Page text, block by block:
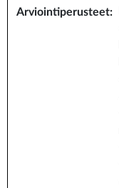
Arviointiperusteet: